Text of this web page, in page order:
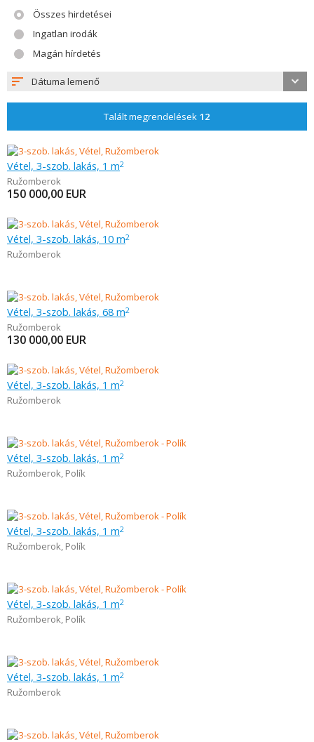
Összes hirdetései
Ingatlan irodák
Magán hírdetés
Dátuma lemenő
Talált megrendelések 12
Vétel, 3-szob. lakás, 1 m2
Ružomberok
150 000,00 EUR
Vétel, 3-szob. lakás, 10 m2
Ružomberok
Vétel, 3-szob. lakás, 68 m2
Ružomberok
130 000,00 EUR
Vétel, 3-szob. lakás, 1 m2
Ružomberok
Vétel, 3-szob. lakás, 1 m2
Ružomberok, Polík
Vétel, 3-szob. lakás, 1 m2
Ružomberok, Polík
Vétel, 3-szob. lakás, 1 m2
Ružomberok, Polík
Vétel, 3-szob. lakás, 1 m2
Ružomberok